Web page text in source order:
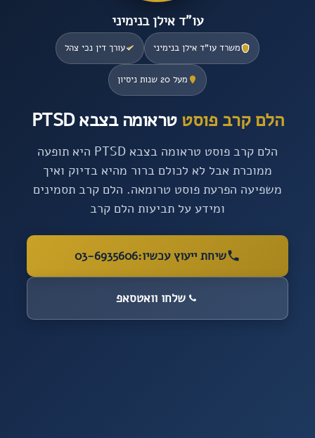
משרד עו”ד אילן בנימיני עורך דין נכי צהל
מעל 20 שנות ניסיון
הלם קרב פוסט טראומה בצבא PTSD
הלם קרב פוסט טראומה בצבא PTSD היא תופעה
ממוכרת אבל לא לכולם ברור מהיא בדיוק ואיך
משפיעה הפרעת פוסט טרומאה. הלם קרב תסמינים
ומידע על תביעות הלם קרב
שיחת ייעוץ עכשיו:03-6935606
שלחו וואטסאפ
עו”ד אילן בנימיני